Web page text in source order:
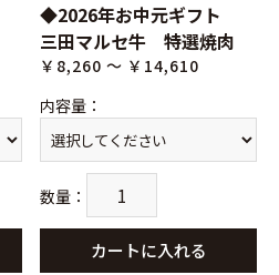
◆2026年お中元ギフト
三田マルセ牛 特選焼肉
￥8,260 ～ ￥14,610
内容量 ：
数量 ：
カートに入れる